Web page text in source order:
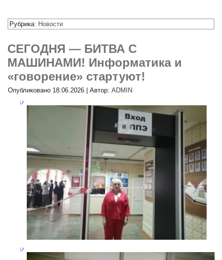
Рубрика: Новости
СЕГОДНЯ — БИТВА С
МАШИНАМИ! Информатика и
«говорение» стартуют!
Опубликовано 18.06.2026 |Автор: ADMIN